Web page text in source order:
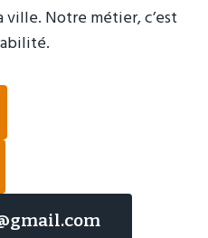
Notre métier, c’est